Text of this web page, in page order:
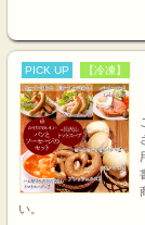
PICK UP 【冷凍】
い。